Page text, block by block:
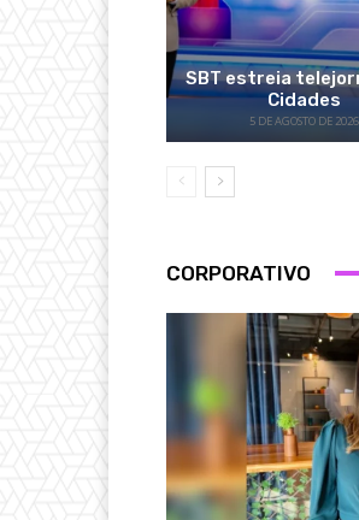
SBT estreia
Cidades
5 DE AGOSTO DE 2026
CORPORATIVO